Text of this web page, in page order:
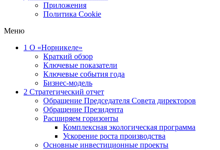
Приложения
Политика Cookie
Меню
1 О «Норникеле»
Краткий обзор
Ключевые показатели
Ключевые события года
Бизнес-модель
2 Стратегический отчет
Обращение Председателя Совета директоров
Обращение Президента
Расширяем горизонты
Комплексная экологическая программа
Ускорение роста производства
Основные инвестиционные проекты